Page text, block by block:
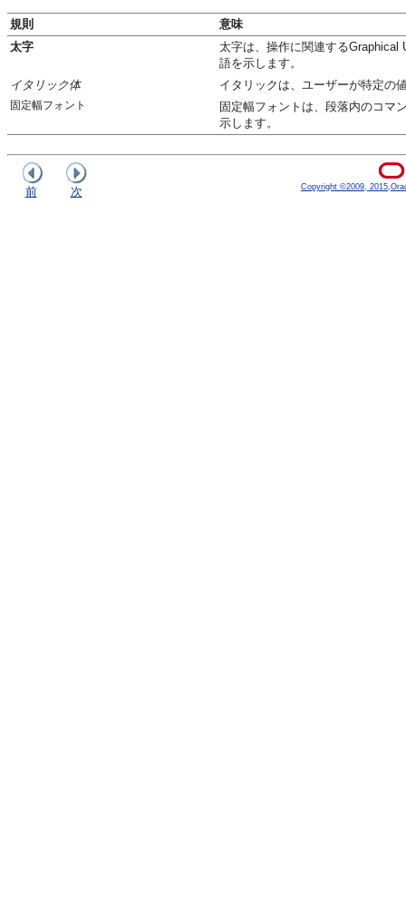
規則
意味
太字
太字は、操作に関連するGraphical
語を示します。
イタリック体
イタリックは、ユーザーが特定の
固定幅フォント
固定幅フォントは、段落内のコマ
示します。
前 次 Copyright ©2009,